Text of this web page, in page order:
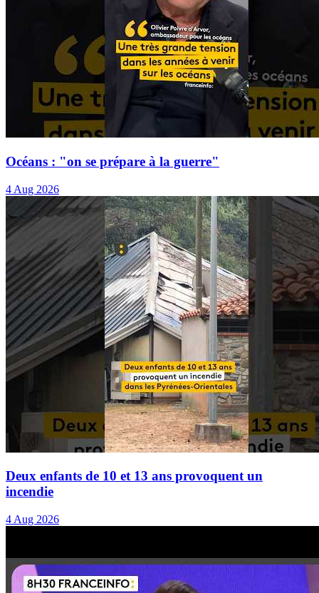
Océans : "on se prépare à la guerre"
4 Aug 2026
Deux enfants de 10 et 13 ans provoquent un
incendie
4 Aug 2026